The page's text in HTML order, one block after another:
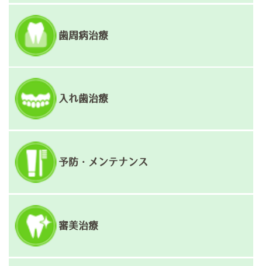
シ
歯周病治療
入れ歯治療
予防・メンテナンス
審美治療